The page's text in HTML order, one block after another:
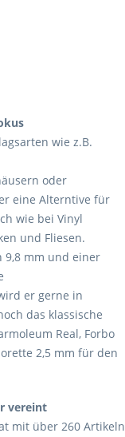
wie z.B.
oder
eine Alterntive für
wie bei Vinyl
und Fliesen.
9,8 mm und einer
er gerne in
das klassische
Real, Forbo
2,5 mm für den
vereint
mit über 260 Artikeln